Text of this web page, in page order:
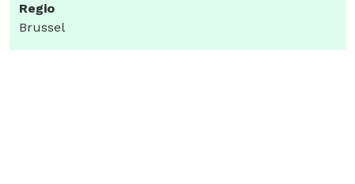
Regio
Brussel